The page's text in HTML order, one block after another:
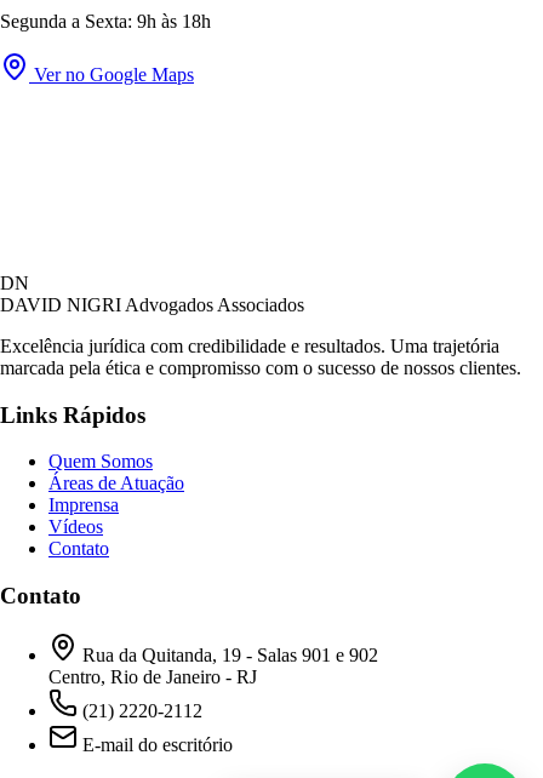
Segunda a Sexta: 9h às 18h
Ver no Google Maps
DN
DAVID NIGRI Advogados Associados
Excelência jurídica com credibilidade e resultados. Uma trajetória
marcada pela ética e compromisso com o sucesso de nossos clientes.
Links Rápidos
Quem Somos
Áreas de Atuação
Imprensa
Vídeos
Contato
Contato
Rua da Quitanda, 19 - Salas 901 e 902
Centro, Rio de Janeiro - RJ
(21) 2220-2112
E-mail do escritório
Online agora
Para que possamos ajudá-lo, por favor, informe
como deseja falar com nossa equipe.
Prefiro ser respondido por: